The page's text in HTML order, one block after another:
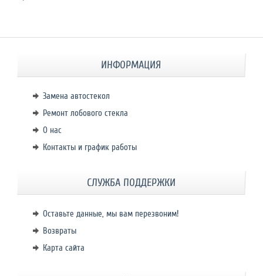
ИНФОРМАЦИЯ
Замена автостекол
Ремонт лобового стекла
О нас
Контакты и график работы
СЛУЖБА ПОДДЕРЖКИ
Оставьте данные, мы вам перезвоним!
Возвраты
Карта сайта